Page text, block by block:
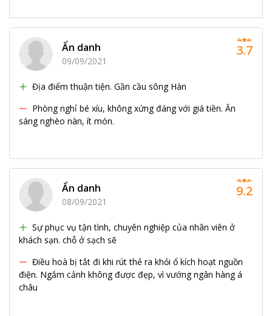
Ẩn danh
09/09/2021
Địa điểm thuận tiện. Gần cầu sông Hàn
Phòng nghỉ bé xíu, không xứng đáng với giá tiền. Ăn
sáng nghèo nàn, ít món.
3.7
Ẩn danh
08/09/2021
Sự phục vụ tận tình, chuyên nghiệp của nhân viên ở
khách sạn. chỗ ở sạch sẽ
Điều hoà bị tắt đi khi rút thẻ ra khỏi ổ kích hoạt nguồn
điện. Ngắm cảnh không được đẹp, vì vướng ngân hàng á
châu
9.2